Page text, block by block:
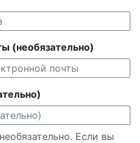
(необязательно)
Если вы